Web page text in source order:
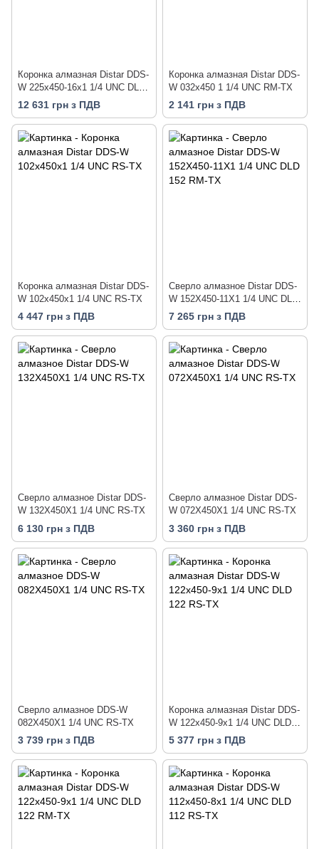
Коронка алмазная Distar DDS-
W 225x450-16x1 1/4 UNC DLD
225 RM-TX
12 631 грн з ПДВ
Коронка алмазная Distar DDS-
W 032x450 1 1/4 UNC RM-TX
2 141 грн з ПДВ
Коронка алмазная Distar DDS-
W 102x450x1 1/4 UNC RS-TX
4 447 грн з ПДВ
Сверло алмазное Distar DDS-
W 152X450-11X1 1/4 UNC DLD
152 RM-TX
7 265 грн з ПДВ
Сверло алмазное Distar DDS-
W 132X450X1 1/4 UNC RS-TX
6 130 грн з ПДВ
Сверло алмазное Distar DDS-
W 072X450X1 1/4 UNC RS-TX
3 360 грн з ПДВ
Сверло алмазное DDS-W
082X450X1 1/4 UNC RS-TX
3 739 грн з ПДВ
Коронка алмазная Distar DDS-
W 122x450-9x1 1/4 UNC DLD
122 RS-TX
5 377 грн з ПДВ